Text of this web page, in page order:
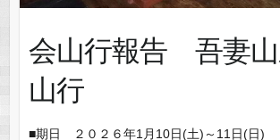
会山行報告 吾妻
山行
■期日 ２０２６年1月10日(土)～11日(日)